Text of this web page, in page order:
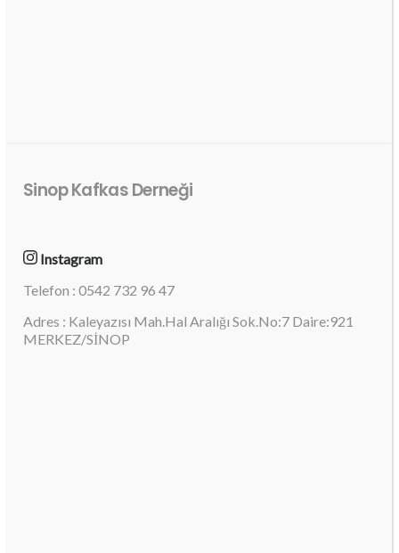
Sinop Kafkas Derneği
Instagram
Telefon : 0542 732 96 47
Adres : Kaleyazısı Mah.Hal Aralığı Sok.No:7 Daire:921
MERKEZ/SİNOP